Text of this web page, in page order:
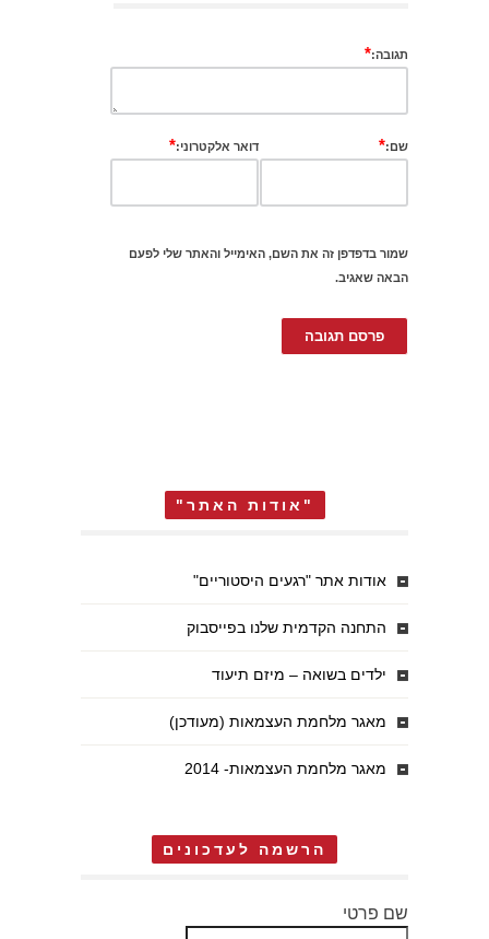
תגובה:*
שם:* דואר אלקטרוני:*
שמור בדפדפן זה את השם, האימייל והאתר שלי לפעם
הבאה שאגיב.
"אודות האתר"
אודות אתר "רגעים היסטוריים"
התחנה הקדמית שלנו בפייסבוק
ילדים בשואה – מיזם תיעוד
מאגר מלחמת העצמאות (מעודכן)
מאגר מלחמת העצמאות- 2014
הרשמה לעדכונים
שם פרטי